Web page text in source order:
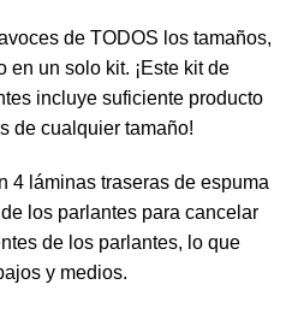
de TODOS los tamaños,
en un solo kit. ¡Este kit de
incluye suficiente producto
de cualquier tamaño!
4 láminas traseras de espuma
los parlantes para cancelar
de los parlantes, lo que
y medios.